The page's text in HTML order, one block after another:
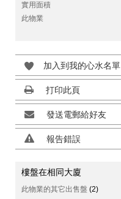
實用面積
此物業
加入到我的心水名單
打印此頁
發送電郵給好友
報告錯誤
樓盤在相同大廈
此物業的其它出售盤 (2)